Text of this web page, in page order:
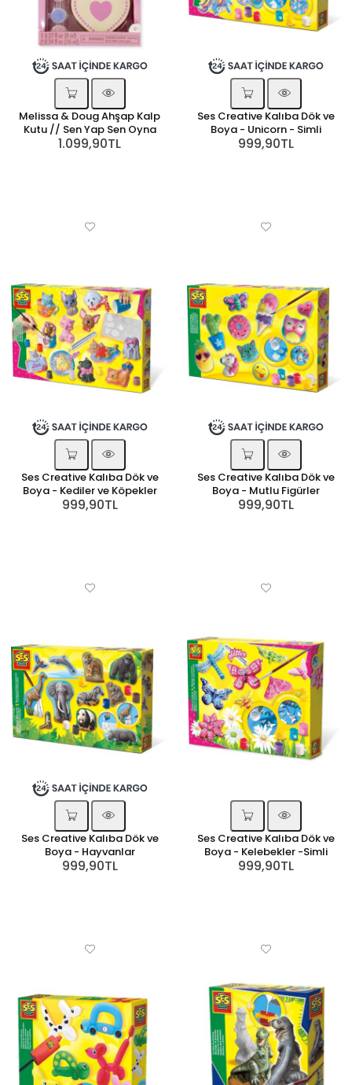
Melissa & Doug Ahşap Kalp
Kutu // Sen Yap Sen Oyna
1.099,90TL
Ses Creative Kalıba Dök ve
Boya - Unicorn - Simli
999,90TL
Ses Creative Kalıba Dök ve
Boya - Kediler ve Köpekler
999,90TL
Ses Creative Kalıba Dök ve
Boya - Mutlu Figürler
999,90TL
Ses Creative Kalıba Dök ve
Boya - Hayvanlar
999,90TL
Ses Creative Kalıba Dök ve
Boya - Kelebekler -Simli
999,90TL